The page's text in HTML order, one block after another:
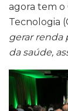
agora tem o
Tecnologia
gerar renda
da saúde,